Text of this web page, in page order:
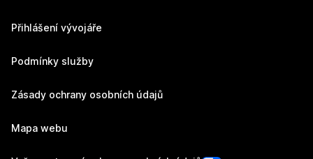
Přihlášení vývojáře
Podmínky služby
Zásady ochrany osobních údajů
Mapa webu